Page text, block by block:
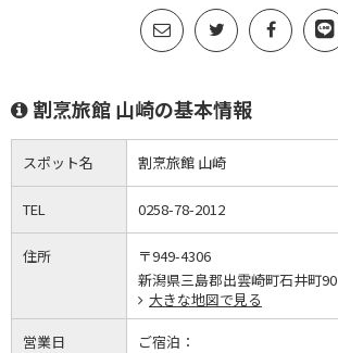
割烹旅館 山崎の基本情報
スポット名 割烹旅館 山崎
TEL 0258-78-2012
住所
〒949-4306
新潟県三島郡出雲崎町石井町90
大きな地図で見る
営業日
ご宿泊：